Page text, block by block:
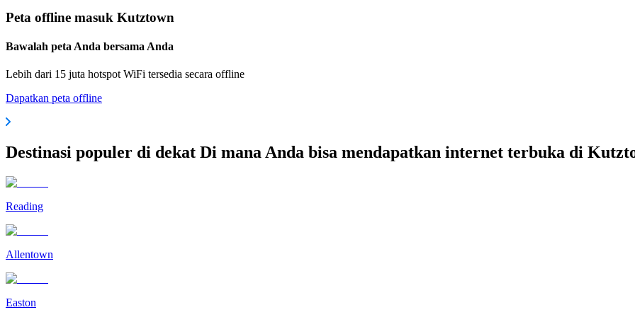
Peta offline masuk Kutztown
Bawalah peta Anda bersama Anda
Lebih dari 15 juta hotspot WiFi tersedia secara offline
Dapatkan peta offline
Destinasi populer di dekat Di mana Anda bisa mendapatkan internet terbuka di
Reading
Allentown
Easton